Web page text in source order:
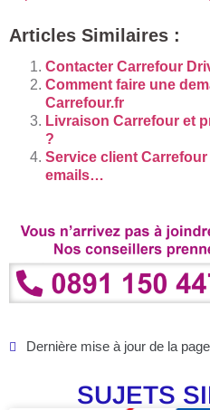
Articles Similaires :
Contacter Carrefour
Comment faire une
Carrefour.fr
Livraison Carrefour et
?
Service client
emails…
Dernière mise à jour de la
SUJETS